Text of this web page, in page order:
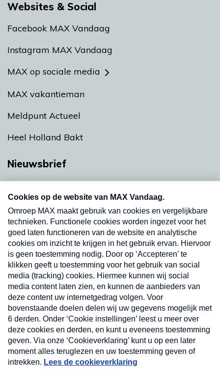
Websites & Social
Facebook MAX Vandaag
Instagram MAX Vandaag
MAX op sociale media
MAX vakantieman
Meldpunt Actueel
Heel Holland Bakt
Nieuwsbrief
nieuwsbrief. Elke vrijdag- en dinsdagochtend in
uw mailbox.
Verzend
Nieuwsbrief
Neem hier een gratis abonnement op onze
nieuwsbrief. Elke vrijdag- en dinsdagochtend in uw